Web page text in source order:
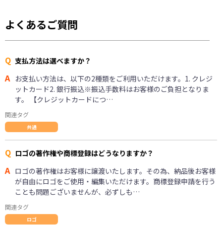
よくあるご質問
Q 支払方法は選べますか？
A お支払い方法は、以下の2種類をご利用いただけます。1. クレジ
ットカード2. 銀行振込※振込手数料はお客様のご負担となりま
す。 【クレジットカードにつ…
関連タグ
共通
Q ロゴの著作権や商標登録はどうなりますか？
A ロゴの著作権はお客様に譲渡いたします。その為、納品後お客様
が自由にロゴをご使用・編集いただけます。商標登録申請を行う
ことも問題ございませんが、必ずしも…
関連タグ
ロゴ